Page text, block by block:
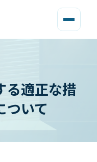
る適正な措
ついて